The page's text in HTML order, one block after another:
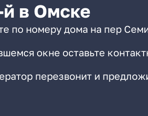
в Омске
по номеру дома на пер
окне оставьте
перезвонит и